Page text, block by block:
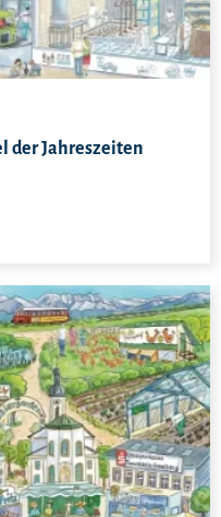
der Jahreszeiten